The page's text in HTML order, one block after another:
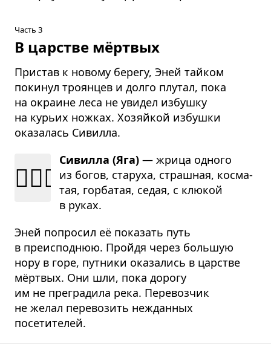
Часть 3
В царстве мёртвых
Пристав к новому берегу, Эней тайком
покинул троянцев и долго плутал, пока
на окраине леса не увидел избушку
на курьих ножках. Хозяйкой избушки
оказалась Сивилла.
🧙🏻‍♀️
Сивилла (Яга) — жрица одного
из богов, ста­руха, страш­ная, косма­
тая, гор­ба­тая, седая, с клю­кой
в руках.
Эней попросил её показать путь
в преисподнюю. Пройдя через большую
нору в горе, путники оказались в царстве
мёртвых. Они шли, пока дорогу
им не преградила река. Перевозчик
не желал перевозить нежданных
посетителей.